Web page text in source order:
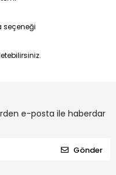
seçeneği
e-posta ile haberdar
Gönder